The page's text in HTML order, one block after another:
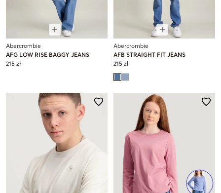
Abercrombie
AFG LOW RISE BAGGY JEANS
215 zł
Abercrombie
AFB STRAIGHT FIT JEANS
215 zł